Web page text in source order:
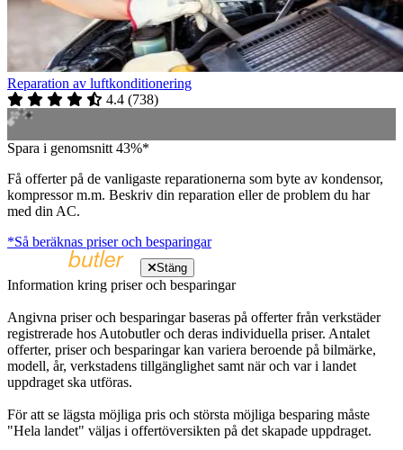
Reparation av luftkonditionering
4.4 (738)
Spara i genomsnitt 43%*
Få offerter på de vanligaste reparationerna som byte av kondensor,
kompressor m.m. Beskriv din reparation eller de problem du har
med din AC.
*Så beräknas priser och besparingar
Stäng
Information kring priser och besparingar
Angivna priser och besparingar baseras på offerter från verkstäder
registrerade hos Autobutler och deras individuella priser. Antalet
offerter, priser och besparingar kan variera beroende på bilmärke,
modell, år, verkstadens tillgänglighet samt när och var i landet
uppdraget ska utföras.
För att se lägsta möjliga pris och största möjliga besparing måste
"Hela landet" väljas i offertöversikten på det skapade uppdraget.